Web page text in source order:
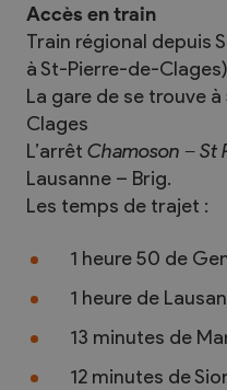
Rencontres
Samedis-
Accès en train
Train régional depuis
à St-Pierre-de-Clages)
La gare de se trouve
Clages
L’arrêtChamoson –
Lausanne – Brig.
Les temps de trajet :
1 heure 50 de
1 heure de
13 minutes de
12 minutes de